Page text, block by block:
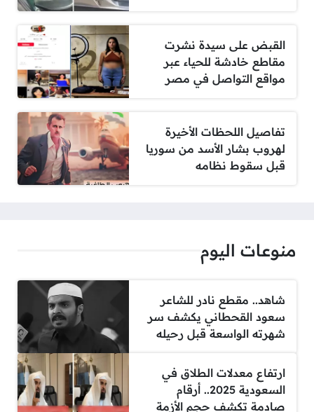
القبض على سيدة نشرت
مقاطع خادشة للحياء عبر
مواقع التواصل في مصر
تفاصيل اللحظات الأخيرة
لهروب بشار الأسد من سوريا
قبل سقوط نظامه
منوعات اليوم
شاهد.. مقطع نادر للشاعر
سعود القحطاني يكشف سر
شهرته الواسعة قبل رحيله
ارتفاع معدلات الطلاق في
السعودية 2025.. أرقام
صادمة تكشف حجم الأزمة